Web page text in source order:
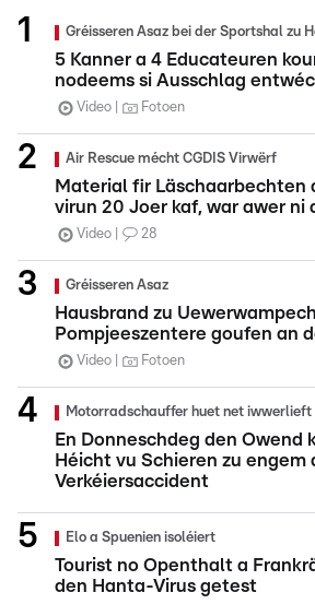
Gréisseren Asaz bei der Sportshal zu
5 Kanner a 4 Educateuren
nodeems si Ausschlag
Video Fotoen
Air Rescue mécht CGDIS Virwërf
Material fir Läschaarbechten
virun 20 Joer kaf, war awer ni
Video 28
Gréisseren Asaz
Hausbrand zu
Pompjeeszentere goufen an
Video Fotoen
Motorradschauffer huet net iwwerlieft
En Donneschdeg den Owend
Héicht vu Schieren zu engem
Verkéiersaccident
Elo a Spuenien isoléiert
Tourist no Openthalt a
den Hanta-Virus getest